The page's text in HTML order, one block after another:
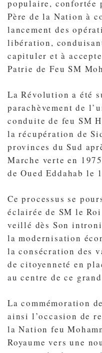
populaire, confortée
Père de la Nation à
lancement des
libération,
capituler et à
Patrie de Feu SM
La Révolution a été
parachèvement de
conduite de feu SM
la récupération de
provinces du Sud
Marche verte en
de Oued Eddahab le
Ce processus se
éclairée de SM le
veillé dès Son
la modernisation
la consécration des
de citoyenneté en
au centre de ce
La commémoration
ainsi l’occasion de
la Nation feu
Royaume vers une